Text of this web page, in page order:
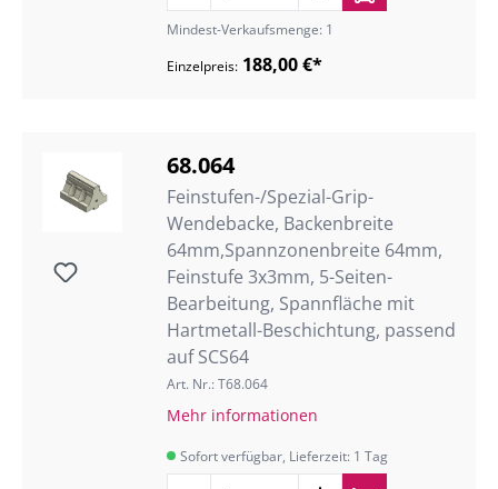
Mindest-Verkaufsmenge: 1
Einzelpreis: 188,00 €*
68.064
Feinstufen-/Spezial-Grip-
Wendebacke, Backenbreite
64mm,Spannzonenbreite 64mm,
Feinstufe 3x3mm, 5-Seiten-
Bearbeitung, Spannfläche mit
Hartmetall-Beschichtung, passend
auf SCS64
Art. Nr.: T68.064
Mehr informationen
Sofort verfügbar, Lieferzeit: 1 Tag